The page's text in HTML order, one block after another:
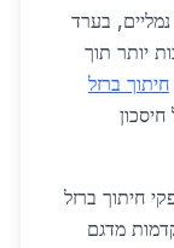
בערד
יותר תוך
חיתוך ברזל
חיתוך ברזל
מדגם